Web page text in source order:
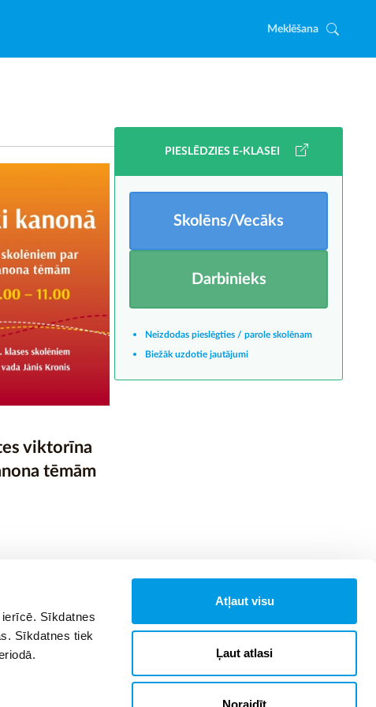
Sīkdatnes
Sīkdatnes tiek
Atļaut visu
Ļaut atlasi
Noraidīt
Meklēšana
viktorīna
tēmām
PIESLĒDZIES E-KLASEI
Skolēns/Vecāks
Darbinieks
Neizdodas pieslēgties / parole skolēnam
Biežāk uzdotie jautājumi